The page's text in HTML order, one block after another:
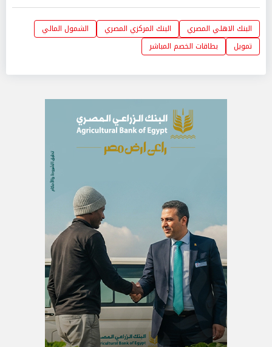
البنك الاهلي المصري البنك المركزي المصري
الشمول المالي
تمويل
بطاقات الخصم المباشر